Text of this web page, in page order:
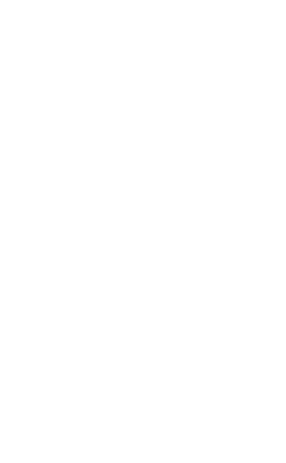
成年人的擔當，至于兒女生活
做父母的應該學會放手。而